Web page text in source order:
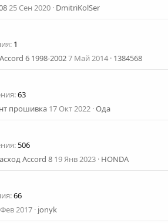
25 Сен 2020 DmitriKolSer
1
6 1998-20027 Май 2014 1384568
63
прошивка 17 Окт 2022 Ода
506
Accord 8 19 Янв 2023 HONDA
66
2017 jonyk